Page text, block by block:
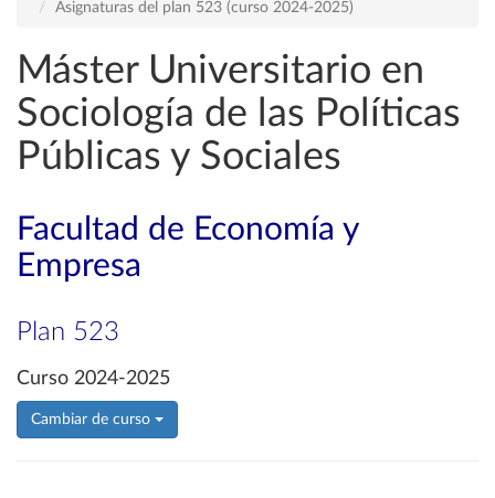
Asignaturas del plan 523 (curso 2024-2025)
Máster Universitario en
Sociología de las Políticas
Públicas y Sociales
Facultad de Economía y
Empresa
Plan 523
Curso 2024-2025
Cambiar de curso